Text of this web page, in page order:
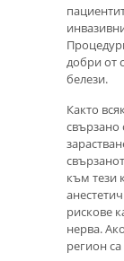
добри от
белези.
Както
свързано
към тези
рискове
нерва.
регион